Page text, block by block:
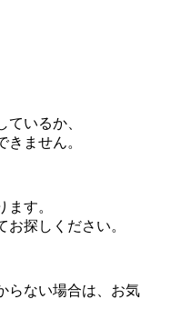
いるか、
ません。
す。
探しください。
らない場合は、お気